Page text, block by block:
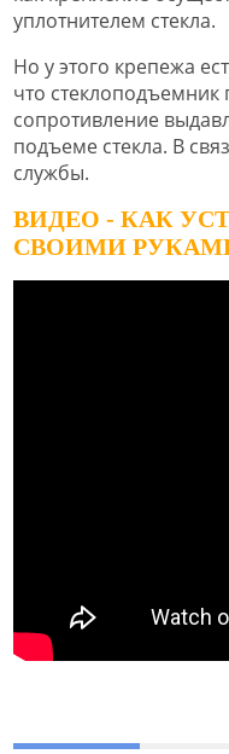
уплотнителем стекла.
Но у этого крепежа
что стеклоподъемник
сопротивление
подъеме стекла. В
службы.
ВИДЕО - КАК
СВОИМИ